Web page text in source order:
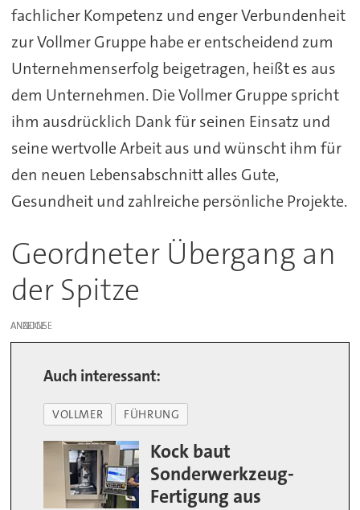
fachlicher Kompetenz und enger Verbundenheit
zur Vollmer Gruppe habe er entscheidend zum
Unternehmenserfolg beigetragen, heißt es aus
dem Unternehmen. Die Vollmer Gruppe spricht
ihm ausdrücklich Dank für seinen Einsatz und
seine wertvolle Arbeit aus und wünscht ihm für
den neuen Lebensabschnitt alles Gute,
Gesundheit und zahlreiche persönliche Projekte.
Geordneter Übergang an
der Spitze
ANZEIGE
Auch interessant:
VOLLMER FÜHRUNG
Kock baut
Sonderwerkzeug-
Fertigung aus